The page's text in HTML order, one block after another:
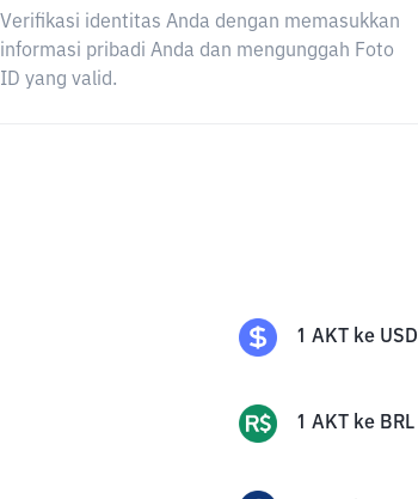
Verifikasi identitas Anda dengan memasukkan
informasi pribadi Anda dan mengunggah Foto
ID yang valid.
1 AKT ke USD
1 AKT ke BRL